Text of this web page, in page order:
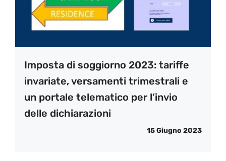
Imposta di soggiorno 2023: tariffe
invariate, versamenti trimestrali e
un portale telematico per l’invio
delle dichiarazioni
15 Giugno 2023